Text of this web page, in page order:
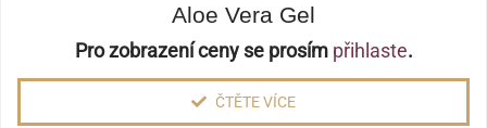
Aloe Vera Gel
Pro zobrazení ceny se prosím přihlaste.
ČTĚTE VÍCE